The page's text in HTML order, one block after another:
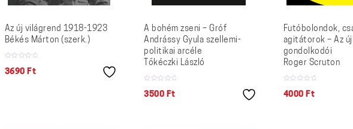
Az új világrend 1918-1923
Békés Márton (szerk.)
3690 Ft
A bohém zseni – Gróf
Andrássy Gyula szellemi-
politikai arcéle
Tőkéczki László
3500 Ft
Futóbolondok,
agitátorok – Az
gondolkodói
Roger Scruton
4000 Ft